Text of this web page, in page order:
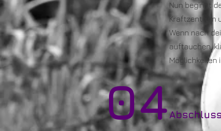
Nun beginnt
Kraftzentrum
Wenn nach
auftauchen,
Möglichkeiten
04